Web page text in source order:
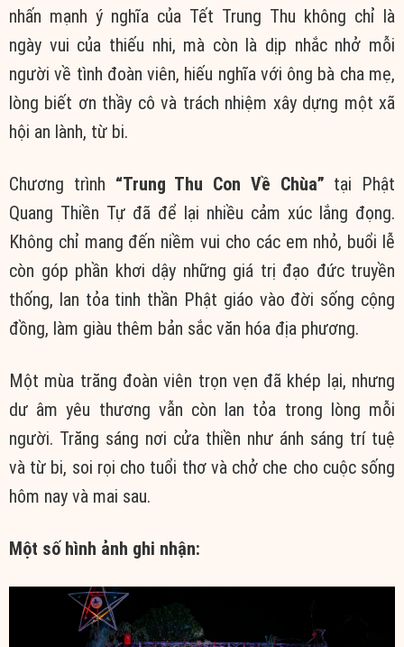
nhấn mạnh ý nghĩa của Tết Trung Thu không chỉ là
ngày vui của thiếu nhi, mà còn là dịp nhắc nhở mỗi
người về tình đoàn viên, hiếu nghĩa với ông bà cha mẹ,
lòng biết ơn thầy cô và trách nhiệm xây dựng một xã
hội an lành, từ bi.
Chương trình “Trung Thu Con Về Chùa” tại Phật
Quang Thiền Tự đã để lại nhiều cảm xúc lắng đọng.
Không chỉ mang đến niềm vui cho các em nhỏ, buổi lễ
còn góp phần khơi dậy những giá trị đạo đức truyền
thống, lan tỏa tinh thần Phật giáo vào đời sống cộng
đồng, làm giàu thêm bản sắc văn hóa địa phương.
Một mùa trăng đoàn viên trọn vẹn đã khép lại, nhưng
dư âm yêu thương vẫn còn lan tỏa trong lòng mỗi
người. Trăng sáng nơi cửa thiền như ánh sáng trí tuệ
và từ bi, soi rọi cho tuổi thơ và chở che cho cuộc sống
hôm nay và mai sau.
Một số hình ảnh ghi nhận: